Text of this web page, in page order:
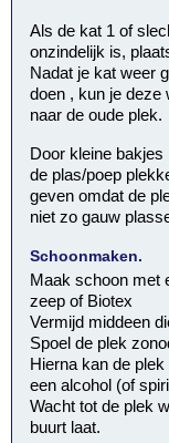
Als de kat 1 of
onzindelijk is,
Nadat je kat weer
doen , kun je deze
naar de oude plek.
Door kleine
de plas/poep
geven omdat de
niet zo gauw
Schoonmaken.
Maak schoon met
zeep of Biotex
Vermijd middeen
Spoel de plek
Hierna kan de
een alcohol (of
Wacht tot de plek
buurt laat.